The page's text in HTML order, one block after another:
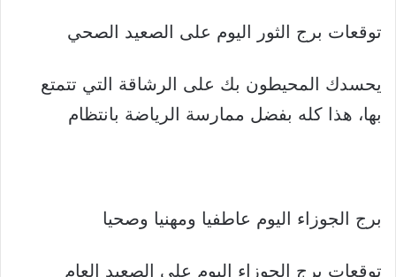
توقعات برج الثور اليوم على الصعيد الصحي
يحسدك المحيطون بك على الرشاقة التي تتمتع
بها، هذا كله بفضل ممارسة الرياضة بانتظام
برج الجوزاء اليوم عاطفيا ومهنيا وصحيا
توقعات برج الجوزاء اليوم على الصعيد العام